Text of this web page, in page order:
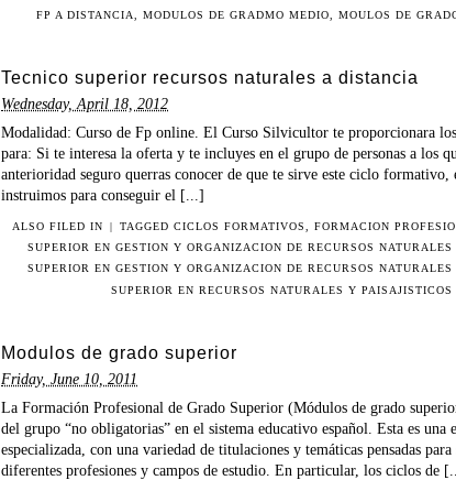
FP A DISTANCIA
MODULOS DE GRADMO MEDIO MOULOS DE
Tecnico superior recursos naturales a distancia
Wednesday, April 18, 2012
Modalidad: Curso de Fp online. El Curso Silvicultor te proporcionara
para: Si te interesa la oferta y te incluyes en el grupo de personas a los
anterioridad seguro querras conocer de que te sirve este ciclo formativo,
instruimos para conseguir el [...]
ALSO FILED IN | TAGGEDCICLOS FORMATIVOS ,FORMACION
SUPERIOR EN GESTION Y ORGANIZACION DE RECURSOS
SUPERIOR EN GESTION Y ORGANIZACION DE RECURSOS
SUPERIOR EN RECURSOS NATURALES Y PAISAJISTICOS
Modulos de grado superior
Friday, June 10, 2011
La Formación Profesional de Grado Superior (Módulos de grado
del grupo “no obligatorias” en el sistema educativo español. Esta es una
especializada, con una variedad de titulaciones y temáticas pensadas para
diferentes profesiones y campos de estudio. En particular, los ciclos de